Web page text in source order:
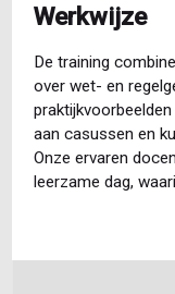
Werkwijze
De training
over wet- en
aan casussen en
Onze ervaren
leerzame dag,